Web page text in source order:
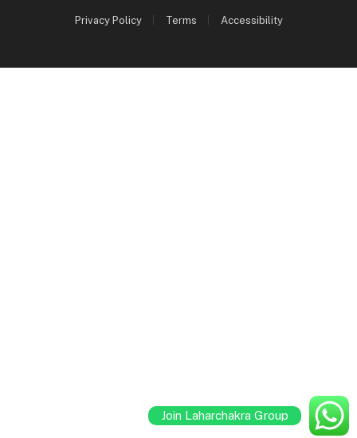
Privacy Policy Terms Accessibility
Join Laharchakra Group